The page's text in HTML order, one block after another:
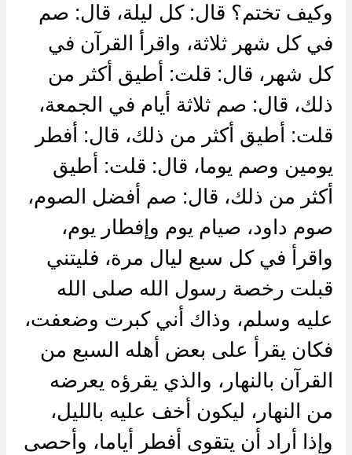
وكيف تختم؟ قال: كل ليلة، قال: صم
في كل شهر ثلاثة، واقرأ القرآن في
كل شهر، قال: قلت: أطيق أكثر من
ذلك، قال: صم ثلاثة أيام في الجمعة،
قلت: أطيق أكثر من ذلك، قال: أفطر
يومين وصم يوما، قال: قلت: أطيق
أكثر من ذلك، قال: صم أفضل الصوم،
صوم داود، صيام يوم وإفطار يوم،
واقرأ في كل سبع ليال مرة، فليتني
قبلت رخصة رسول الله صلى الله
عليه وسلم، وذاك أني كبرت وضعفت،
فكان يقرأ على بعض أهله السبع من
القرآن بالنهار، والذي يقرؤه يعرضه
من النهار، ليكون أخف عليه بالليل،
وإذا أراد أن يتقوى أفطر أياما، وأحصى